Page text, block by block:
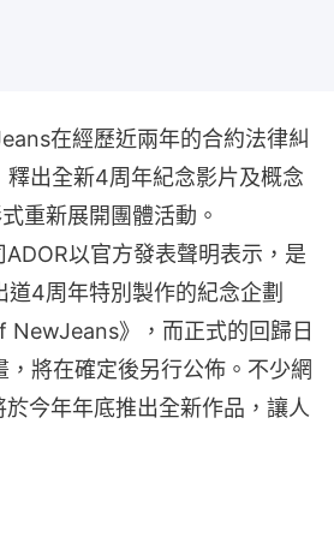
在經歷近兩年的合約法律糾
釋出全新4周年紀念影片及概念
重新展開團體活動。
以官方發表聲明表示，是
道4周年特別製作的紀念企劃
NewJeans》，而正式的回歸日
將在確定後另行公佈。不少網
今年年底推出全新作品，讓人